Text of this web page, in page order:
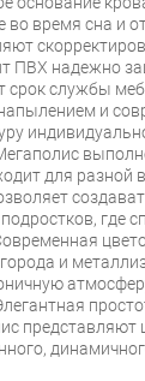
время сна и
ПВХ надежно
срок службы
и
для разной
где
и
представляют